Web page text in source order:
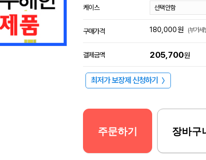
케이스
구매가격 180,000원 (부가세
결제금액 205,700원
최저가 보장제 신청하기 〉
주문하기 장바구